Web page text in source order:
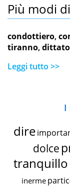
Più modi
condottiero,
tiranno,
Leggi tutto >>
I
dire
dolce
tranquillo
inerme